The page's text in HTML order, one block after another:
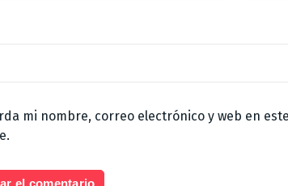
mi nombre, correo electrónico y web en